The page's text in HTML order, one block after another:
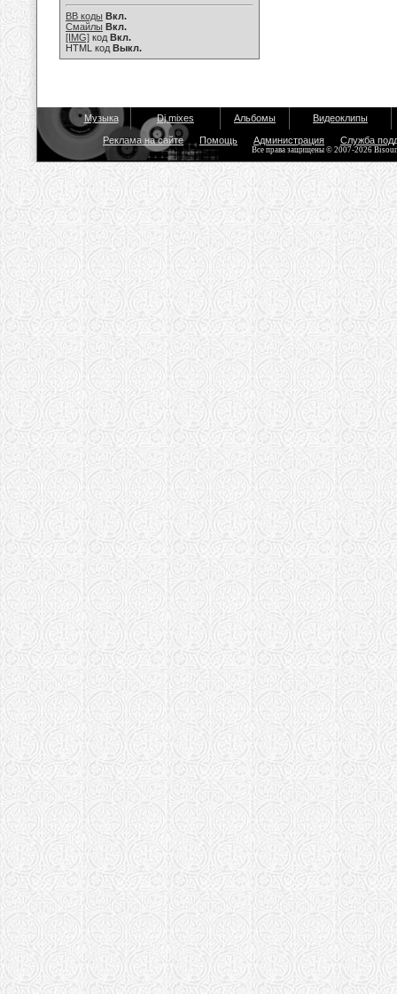
BB коды Вкл.
Смайлы Вкл.
[IMG] код Вкл.
HTML код Выкл.
Музыка Dj mixes Альбомы Видеоклипы
Реклама на сайте Помощь Администрация Служба
Все права защищены © 2007-2026